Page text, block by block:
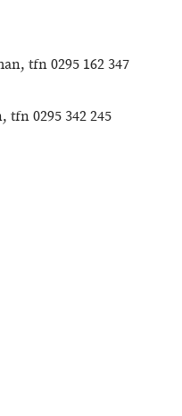
tfn 0295 162 347
0295 342 245